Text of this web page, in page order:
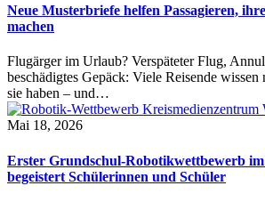
Neue Musterbriefe helfen Passagieren,
machen
Flugärger im Urlaub? Verspäteter Flug,
beschädigtes Gepäck: Viele Reisende
sie haben – und…
Mai 18, 2026
Erster Grundschul-Robotikwettbewerb
begeistert Schülerinnen und Schüler